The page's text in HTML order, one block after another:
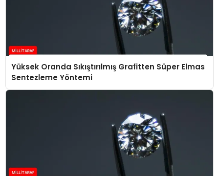
Yüksek Oranda Sıkıştırılmış Grafitten Süper Elmas
Sentezleme Yöntemi